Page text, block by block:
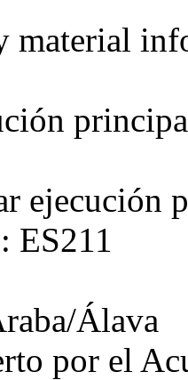
material
ejecución
ES211
Álava
por el